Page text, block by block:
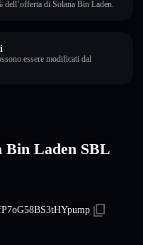
di Solana Bin Laden.
essere modificati dal
Bin Laden SBL